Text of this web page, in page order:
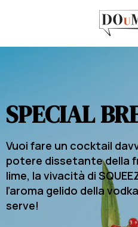
SPECIAL
Vuoi fare un cocktail
potere dissetante della
lime, la vivacità di
l’aroma gelido della
serve!